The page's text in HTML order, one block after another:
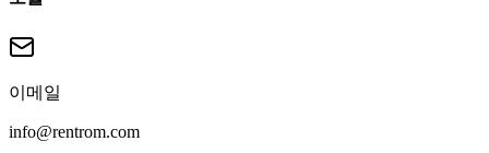
이메일
info@rentrom.com